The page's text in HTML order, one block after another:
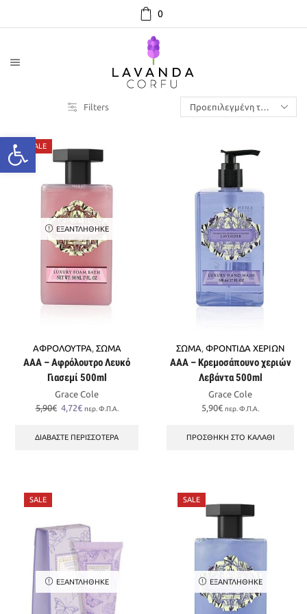
0
Filters
SALE
ΕΞΑΝΤΛΉΘΗΚΕ
ΑΦΡΟΛΟΥΤΡΑ, ΣΩΜΑ
AAA – Αφρόλουτρο Λευκό
Γιασεμί 500ml
Grace Cole
5,90€ Original
was:
4,72€Η
τιμή
περ. Φ.Π.Α.
ΔΙΑΒΆΣΤΕ ΠΕΡΙΣΣΌΤΕΡΑ
ΣΩΜΑ, ΦΡΟΝΤΙΔΑ ΧΕΡΙΩΝ
AAA – Κρεμοσάπουνο χεριών
Λεβάντα 500ml
Grace Cole
5,90€ περ. Φ.Π.Α.
ΠΡΟΣΘΉΚΗ ΣΤΟ ΚΑΛΆΘΙ
SALE
ΕΞΑΝΤΛΉΘΗΚΕ
SALE
ΕΞΑΝΤΛΉΘΗΚΕ